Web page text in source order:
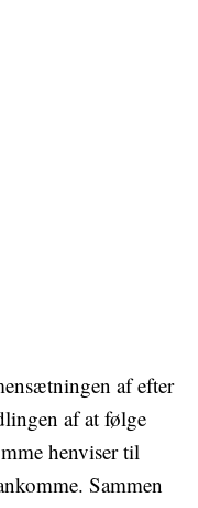
af efter
af at følge
henviser til
Sammen